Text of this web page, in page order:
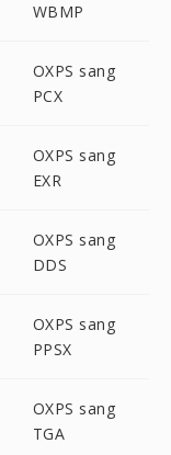
WBMP
OXPS sang
PCX
OXPS sang
EXR
OXPS sang
DDS
OXPS sang
PPSX
OXPS sang
TGA